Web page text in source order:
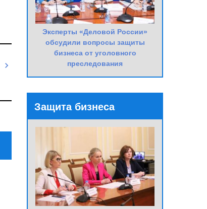
Эксперты «Деловой России»
обсудили вопросы защиты
бизнеса от уголовного
преследования
Защита бизнеса